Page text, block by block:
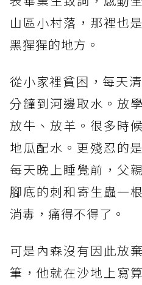
山區小村落，那裡也
黑猩猩的地方。
從小家裡貧困，每天
分鐘到河邊取水。放
放牛、放羊。很多時
地瓜配水。更殘忍的
每天晚上睡覺前，父
腳底的刺和寄生蟲一
消毒，痛得不得了。
可是內森沒有因此放
筆，他就在沙地上寫